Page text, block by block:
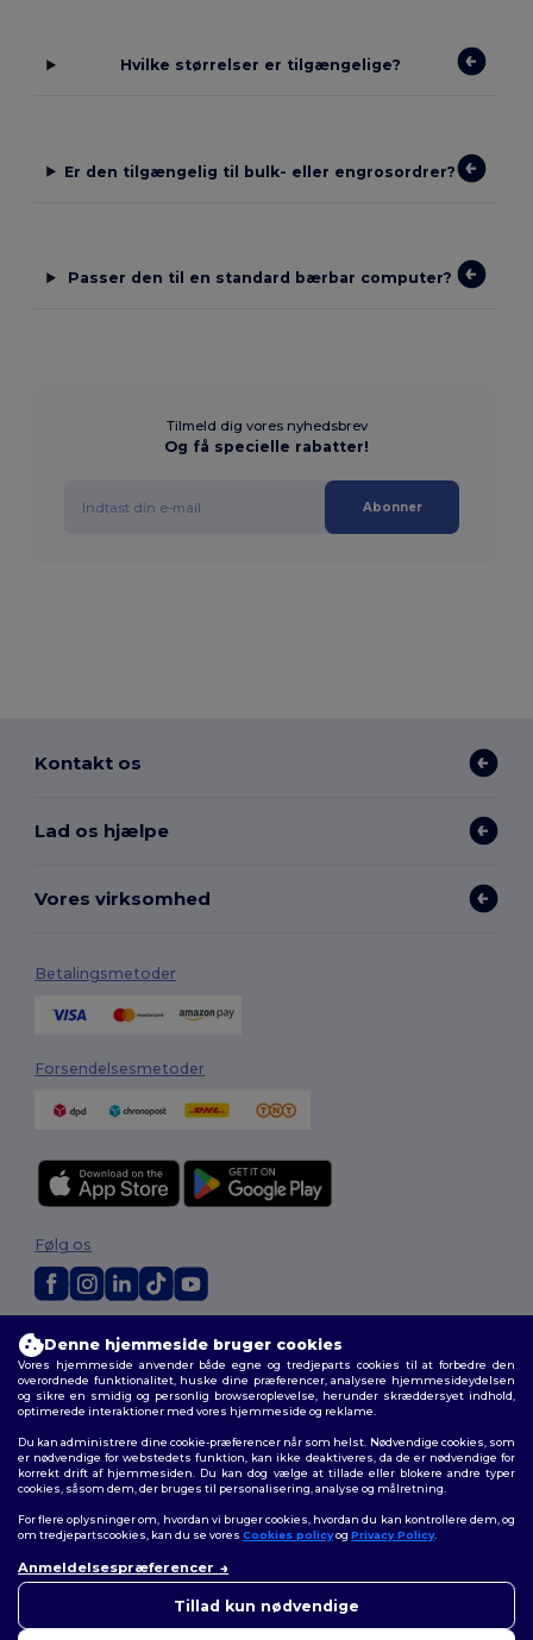
Hvilke størrelser er tilgængelige?
Er den tilgængelig til bulk- eller engrosordrer?
Passer den til en standard bærbar computer?
Tilmeld dig vores nyhedsbrev
Og få specielle rabatter!
Abonner
Kontakt os
Lad os hjælpe
Vores virksomhed
Betalingsmetoder
Forsendelsesmetoder
2026. Alle rettigheder forbeholdes
Vilkår og Betingelser
|Tilpasset politik | Fortrolighedspolitik| Politik for
cookies|Sitemap
Følg os
Denne hjemmeside bruger cookies
Vores hjemmeside anvender både egne og tredjeparts cookies til at forbedre den
overordnede funktionalitet, huske dine præferencer, analysere hjemmesideydelsen
og sikre en smidig og personlig browseroplevelse, herunder skræddersyet indhold,
optimerede interaktioner med vores hjemmeside og reklame.
Du kan administrere dine cookie-præferencer når som helst. Nødvendige cookies, som
er nødvendige for webstedets funktion, kan ikke deaktiveres, da de er nødvendige for
korrekt drift af hjemmesiden. Du kan dog vælge at tillade eller blokere andre typer
cookies, såsom dem, der bruges til personalisering, analyse og målretning.
For flere oplysninger om, hvordan vi bruger cookies, hvordan du kan kontrollere dem, og
om tredjepartscookies, kan du se vores Cookies policyog Privacy Policy.
Anmeldelsespræferencer
Tillad kun nødvendige
bekymringer, kan du kontakte